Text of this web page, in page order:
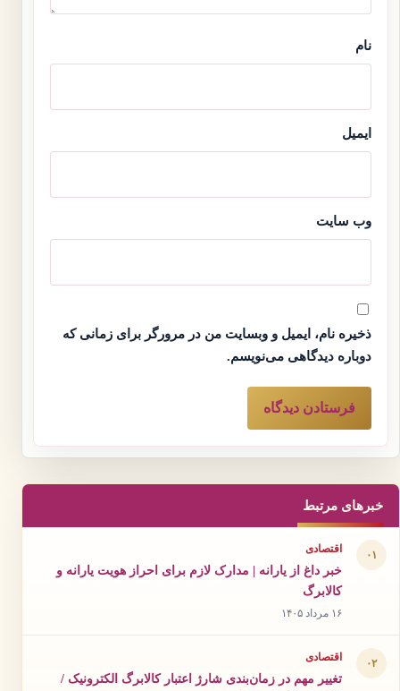
نام
ایمیل
وب‌ سایت
ذخیره نام، ایمیل و وبسایت من در مرورگر برای زمانی که
دوباره دیدگاهی می‌نویسم.
خبرهای مرتبط
۰۱ اقتصادی
خبر داغ از یارانه | مدارک لازم برای احراز هویت یارانه و
کالابرگ
۱۶ مرداد ۱۴۰۵
۰۲ اقتصادی
تغییر مهم در زمان‌بندی شارژ اعتبار کالابرگ الکترونیک /